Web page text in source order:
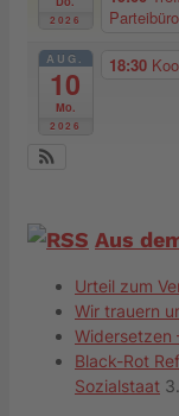
2026
AUG.
10
Mo.
2026
18:30
Aus
Urteil zum
Wir trauern
Widersetzen
Black-Rot
Sozialstaat